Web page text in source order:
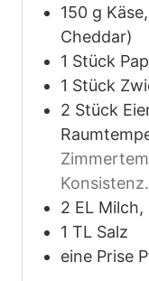
150 g
Cheddar)
1 Stück
1 Stück
2 Stück
Konsistenz.
2 EL Milch,
1 TL Salz
eine Prise